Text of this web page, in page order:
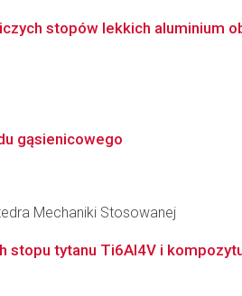
stopów lekkich aluminium
gąsienicowego
Mechaniki Stosowanej
stopu tytanu Ti6Al4V i